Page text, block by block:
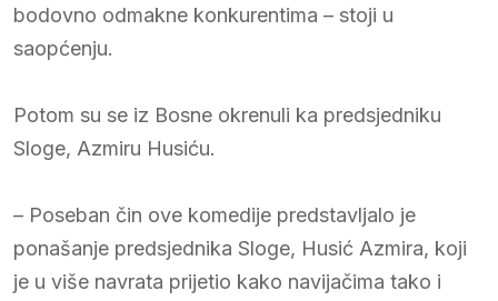
bodovno odmakne konkurentima – stoji u
saopćenju.
Potom su se iz Bosne okrenuli ka predsjedniku
Sloge, Azmiru Husiću.
– Poseban čin ove komedije predstavljalo je
ponašanje predsjednika Sloge, Husić Azmira, koji
je u više navrata prijetio kako navijačima tako i